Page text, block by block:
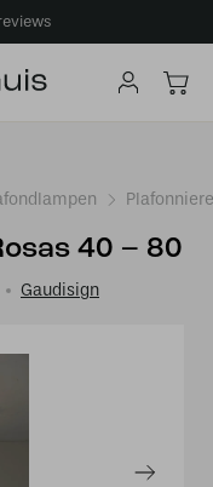
40 – 80
Gaudisign